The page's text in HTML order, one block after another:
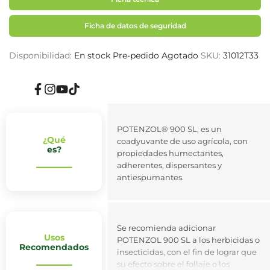
Ficha de datos de seguridad
Disponibilidad: En stock Pre-pedido Agotado SKU: 31012T33
Facebook
Instagram
YouTube
TikTok
¿Qué
es?
POTENZOL® 900 SL, es un
coadyuvante de uso agrícola, con
propiedades humectantes,
adherentes, dispersantes y
antiespumantes.
Usos
Recomendados
Se recomienda adicionar
POTENZOL 900 SL a los herbicidas o
insecticidas, con el fin de lograr que
su efecto sobre el follaje o los